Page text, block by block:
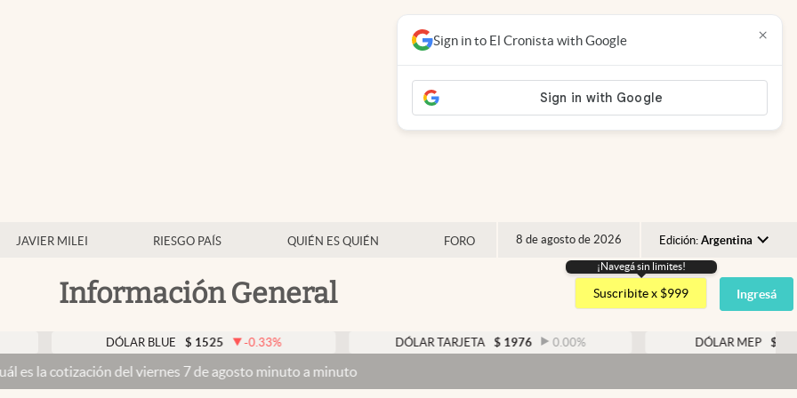
JAVIER MILEI RIESGO PAÍS QUIÉN ES QUIÉN FORO 8 de agosto de 2026 Edición: Argentina
Argentina
España
USA
Información General
¡Navegá sin limites!
Suscribite x $999 Ingresá
DÓLAR BLUE $ 1525 -0.33 % DÓLAR TARJETA $ 1976 0.00 % DÓLAR MEP $ 1526,03
del viernes 7 de agosto minuto a minuto
Sign in to El Cronista with Google ×